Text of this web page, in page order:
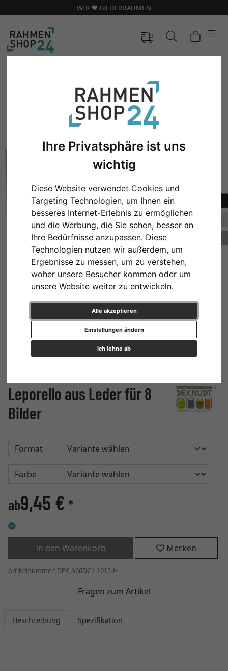
Ihre Privatsphäre ist uns
wichtig
Diese Website verwendet Cookies und
Targeting Technologien, um Ihnen ein
besseres Internet-Erlebnis zu ermöglichen
und die Werbung, die Sie sehen, besser an
Ihre Bedürfnisse anzupassen. Diese
Technologien nutzen wir außerdem, um
Ergebnisse zu messen, um zu verstehen,
woher unsere Besucher kommen oder um
unsere Website weiter zu entwickeln.
Alle akzeptieren
Ich lehne ab
Einstellungen ändern
WIR ❤️ BILDERRAHMEN
Zurück
Leporello aus Leder für 8
Bilder
Format
Farbe
ab9,45 € *
In den Warenkorb Merken
Artikelnummer: DEK-A66DC1-1015-H
Fragen zum Artikel
Beschreibung Spezifikation